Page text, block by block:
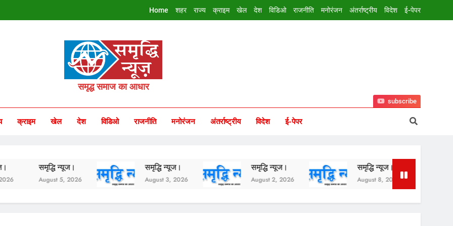
Home शहर राज्य क्राइम खेल देश विडिओ राजनीति मनोरंजन अंतर्राष्ट्रीय विदेश ई-पेपर
Samachar
समृद्ध समाज का आधार
क्राइम खेल देश विडिओ राजनीति मनोरंजन अंतर्राष्ट्रीय विदेश ई-पेपर
subscribe
समृद्धि न्यूज।
August 5, 2026
समृद्धि न्यूज।
August 3, 2026
समृद्धि न्यूज।
August 2, 2026
समृद्धि न्यूज।
August 8, 2026